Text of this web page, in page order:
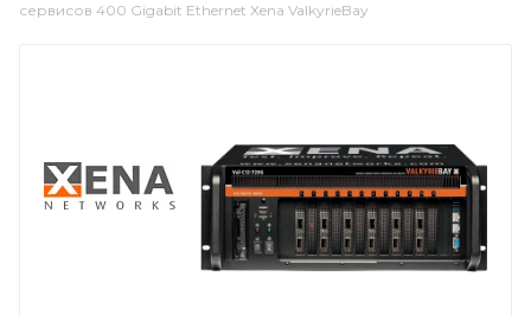
сервисов 400 Gigabit Ethernet Xena ValkyrieBay